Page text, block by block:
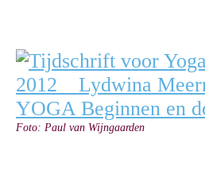
Foto: Paul van Wijngaarden